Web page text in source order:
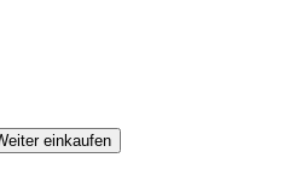
einkaufen